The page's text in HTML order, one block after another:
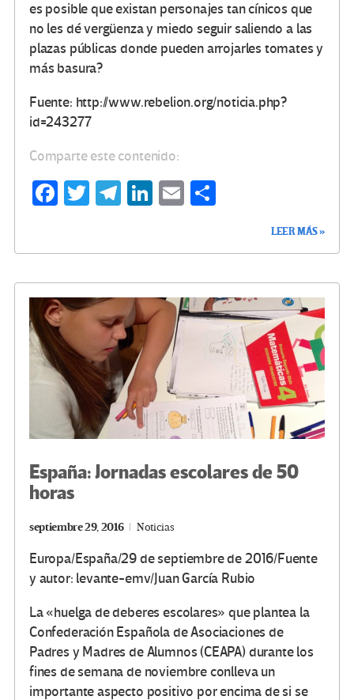
es posible que existan personajes tan cínicos que
no les dé vergüenza y miedo seguir saliendo a las
plazas públicas donde pueden arrojarles tomates y
más basura?
Fuente: http://www.rebelion.org/noticia.php?
id=243277
Comparte este contenido:
Fa
o
k
T
Te
m
Li
n
E
ar
tir
LEER MÁS »
España: Jornadas escolares de 50
horas
septiembre 29, 2016 Noticias
Europa/España/29 de septiembre de 2016/Fuente
y autor: levante-emv/Juan García Rubio
La «huelga de deberes escolares» que plantea la
Confederación Española de Asociaciones de
Padres y Madres de Alumnos (CEAPA) durante los
fines de semana de noviembre conlleva un
importante aspecto positivo por encima de si se